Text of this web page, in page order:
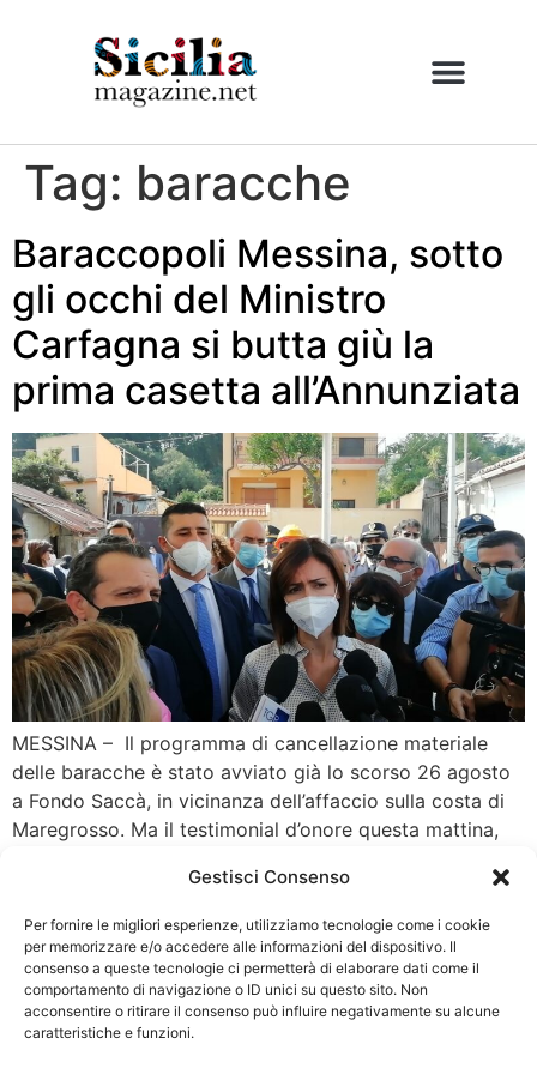
Gestisci Consenso
Per fornire le migliori esperienze, utilizziamo tecnologie come i cookie
per memorizzare e/o accedere alle informazioni del dispositivo. Il
consenso a queste tecnologie ci permetterà di elaborare dati come il
comportamento di navigazione o ID unici su questo sito. Non
acconsentire o ritirare il consenso può influire negativamente su alcune
caratteristiche e funzioni.
Tag: baracche
Baraccopoli Messina, sotto
gli occhi del Ministro
Carfagna si butta giù la
prima casetta all’Annunziata
MESSINA – Il programma di cancellazione materiale
delle baracche è stato avviato già lo scorso 26 agosto
a Fondo Saccà, in vicinanza dell’affaccio sulla costa di
Maregrosso. Ma il testimonial d’onore questa mattina,
stato il Ministro per il Sud e la Coesione Territoriale
Mara Carfagna che ha […]
CATEGORIE
Attualità Cultura
INFO
UTILI